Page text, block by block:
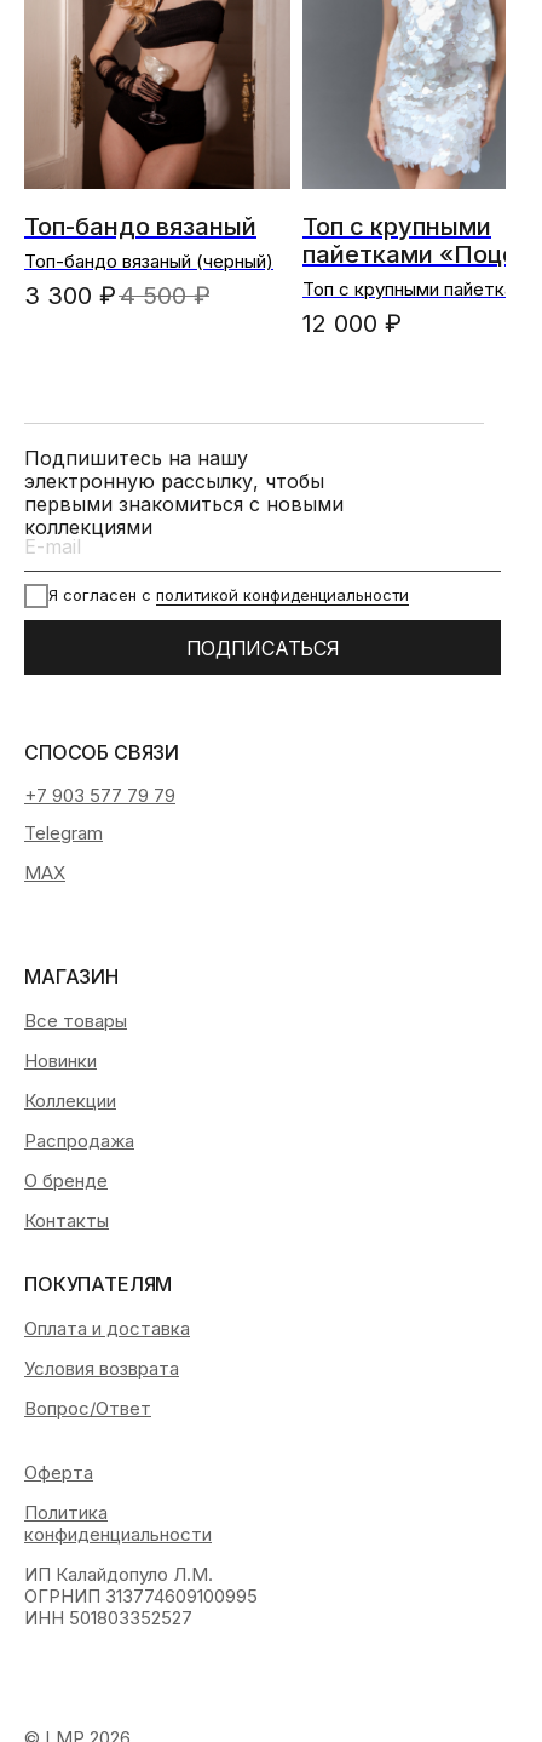
Топ-бандо вязаный
Топ-бандо вязаный (черный)
3 300 ₽4 500 ₽
Топ с крупными
пайетками
Нереиды»
Топ с крупными пайетками
«Поцелуй Нереиды»
12 000 ₽
Подпишитесь на нашу
электронную рассылку, чтобы
первыми знакомиться с новыми
коллекциями
Все товары
Новинки
О бренде
Контакты
Коллекции
Распродажа
Я согласен с политикой конфиденциальности
ПОДПИСАТЬСЯ
+7 903 577 79 79
СПОСОБ СВЯЗИ
Оплата и доставка
ПОКУПАТЕЛЯМ
Вопрос/Ответ
Условия возврата
Telegram
MAX
МАГАЗИН
Политика
конфиденциальности
Оферта
ИП Калайдопуло Л.М.
ОГРНИП 313774609100995
ИНН 501803352527